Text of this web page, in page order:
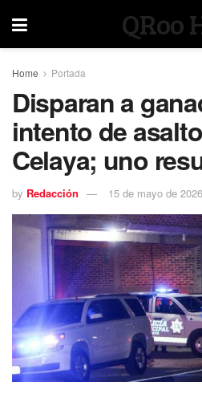
QRoo
Home Portada
Disparan a
intento de
Celaya; uno
by Redacción 15 de mayo de 2026